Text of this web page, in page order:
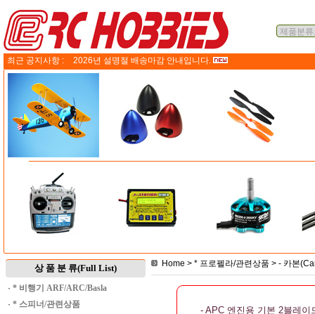
최근 공지사항 : 2026년 설명절 배송마감 안내입니다.
상 품 분 류(Full List)
· * 비행기 ARF/ARC/Basla
· * 스피너/관련상품
Home > * 프로펠라/관련상품 > - 카본
- APC 엔진용 기본 2블레이